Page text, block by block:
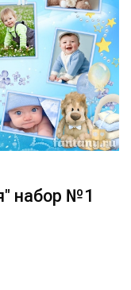
набор №1